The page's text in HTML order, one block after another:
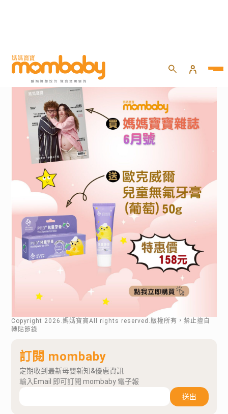
Copyright 2026 .媽媽寶寶All rights reserved.版權所有，禁止擅自
轉貼節錄
訂閱 mombaby
定期收到最新母嬰新知&優惠資訊
輸入Email 即可訂閱 mombaby 電子報
送出